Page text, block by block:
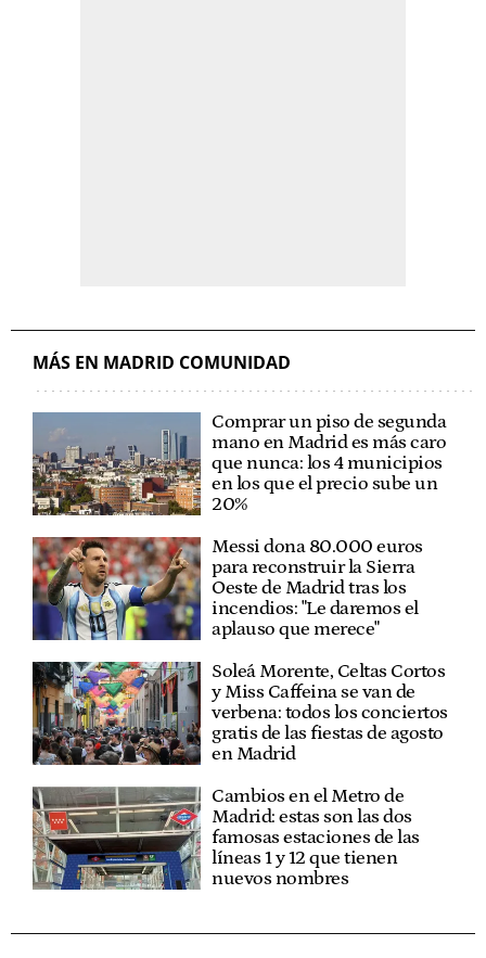
MÁS EN MADRID COMUNIDAD
Comprar un piso de segunda
mano en Madrid es más caro
que nunca: los 4 municipios
en los que el precio sube un
20%
Messi dona 80.000 euros
para reconstruir la Sierra
Oeste de Madrid tras los
incendios: "Le daremos el
aplauso que merece"
Soleá Morente, Celtas Cortos
y Miss Caffeina se van de
verbena: todos los conciertos
gratis de las fiestas de agosto
en Madrid
Cambios en el Metro de
Madrid: estas son las dos
famosas estaciones de las
líneas 1 y 12 que tienen
nuevos nombres